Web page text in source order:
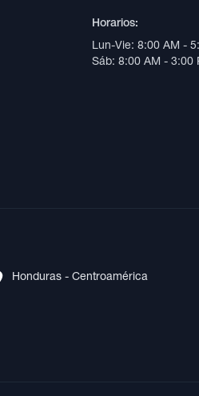
Horarios:
Lun-Vie: 8:00 AM -
Sáb: 8:00 AM - 3:00
Honduras - Centroamérica